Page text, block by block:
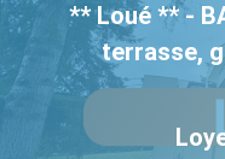
** Loué ** -
terrasse,